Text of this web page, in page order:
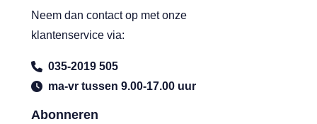
Abonneren
Neem dan contact op met onze
klantenservice via:
035-2019 505
ma-vr tussen 9.00-17.00 uur